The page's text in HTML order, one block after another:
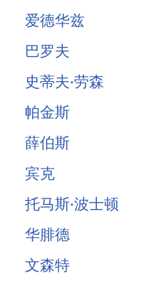
爱德华兹
巴罗夫
史蒂夫·劳森
帕金斯
薛伯斯
宾克
托马斯·波士顿
华腓德
文森特